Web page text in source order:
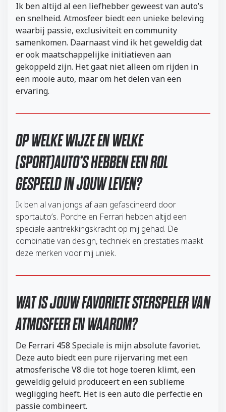
Ik ben altijd al een liefhebber geweest van auto’s
en snelheid. Atmosfeer biedt een unieke beleving
waarbij passie, exclusiviteit en community
samenkomen. Daarnaast vind ik het geweldig dat
er ook maatschappelijke initiatieven aan
gekoppeld zijn. Het gaat niet alleen om rijden in
een mooie auto, maar om het delen van een
ervaring.
OP WELKE WIJZE EN WELKE
(SPORT)AUTO’S HEBBEN EEN ROL
GESPEELD IN JOUW LEVEN?
Ik ben al van jongs af aan gefascineerd door
sportauto’s. Porche en Ferrari hebben altijd een
speciale aantrekkingskracht op mij gehad. De
combinatie van design, techniek en prestaties maakt
deze merken voor mij uniek.
WAT IS JOUW FAVORIETE STERSPELER VAN
ATMOSFEER EN WAAROM?
De Ferrari 458 Speciale is mijn absolute favoriet.
Deze auto biedt een pure rijervaring met een
atmosferische V8 die tot hoge toeren klimt, een
geweldig geluid produceert en een sublieme
wegligging heeft. Het is een auto die perfectie en
passie combineert.